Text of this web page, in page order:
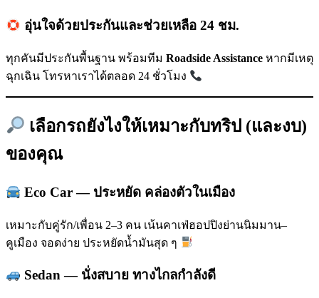
อุ่นใจด้วยประกันและช่วยเหลือ 24 ชม.
ทุกคันมีประกันพื้นฐาน พร้อมทีม Roadside Assistance หากมีเหตุ
ฉุกเฉิน โทรหาเราได้ตลอด 24 ชั่วโมง
เลือกรถยังไงให้เหมาะกับทริป (และงบ)
ของคุณ
Eco Car — ประหยัด คล่องตัวในเมือง
เหมาะกับคู่รัก/เพื่อน 2–3 คน เน้นคาเฟ่ฮอปปิงย่านนิมมาน–
คูเมือง จอดง่าย ประหยัดน้ำมันสุด ๆ
Sedan — นั่งสบาย ทางไกลกำลังดี